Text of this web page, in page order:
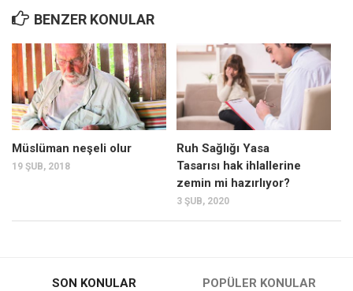
BENZER KONULAR
Müslüman neşeli olur
19 ŞUB, 2018
Ruh Sağlığı Yasa
Tasarısı hak ihlallerine
zemin mi hazırlıyor?
3 ŞUB, 2020
SON KONULAR POPÜLER KONULAR